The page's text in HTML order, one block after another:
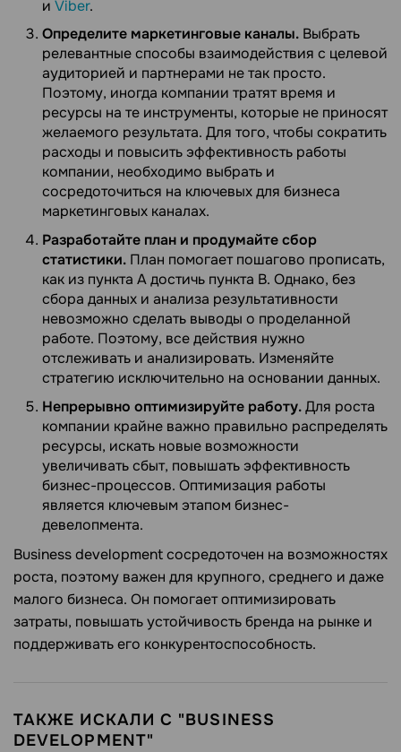
и Viber.
Определите маркетинговые каналы. Выбрать
релевантные способы взаимодействия с целевой
аудиторией и партнерами не так просто.
Поэтому, иногда компании тратят время и
ресурсы на те инструменты, которые не приносят
желаемого результата. Для того, чтобы сократить
расходы и повысить эффективность работы
компании, необходимо выбрать и
сосредоточиться на ключевых для бизнеса
маркетинговых каналах.
Разработайте план и продумайте сбор
статистики. План помогает пошагово прописать,
как из пункта А достичь пункта В. Однако, без
сбора данных и анализа результативности
невозможно сделать выводы о проделанной
работе. Поэтому, все действия нужно
отслеживать и анализировать. Изменяйте
стратегию исключительно на основании данных.
Непрерывно оптимизируйте работу.Для роста
компании крайне важно правильно распределять
ресурсы, искать новые возможности
увеличивать сбыт, повышать эффективность
бизнес-процессов. Оптимизация работы
является ключевым этапом бизнес-
девелопмента.
Business development сосредоточен на возможностях
роста, поэтому важен для крупного, среднего и даже
малого бизнеса. Он помогает оптимизировать
затраты, повышать устойчивость бренда на рынке и
поддерживать его конкурентоспособность.
ТАКЖЕ ИСКАЛИ С "BUSINESS
DEVELOPMENT"